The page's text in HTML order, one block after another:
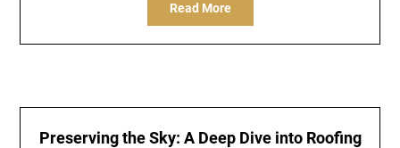
Read More
Preserving the Sky: A Deep Dive into Roofing